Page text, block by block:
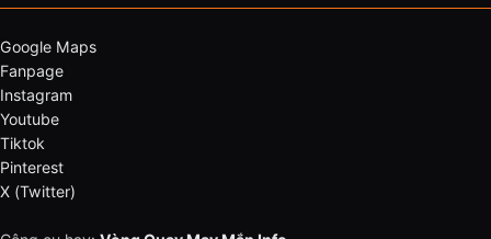
Google Maps
Fanpage
Instagram
Youtube
Tiktok
Pinterest
X (Twitter)